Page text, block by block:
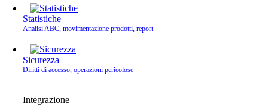
Statistiche
Analisi ABC, movimentazione prodotti, report
Sicurezza
Diritti di accesso, operazioni pericolose
Integrazione